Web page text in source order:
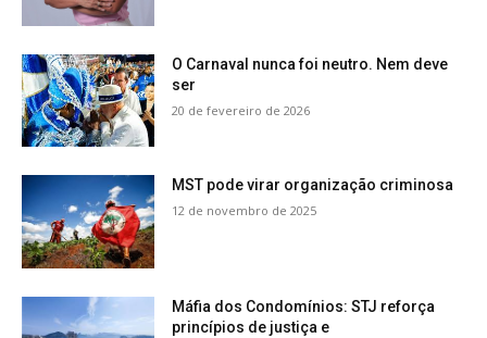
O Carnaval nunca foi neutro. Nem deve
ser
20 de fevereiro de 2026
MST pode virar organização criminosa
12 de novembro de 2025
Máfia dos Condomínios: STJ reforça
princípios de justiça e